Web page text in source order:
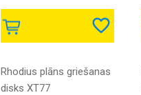
Rhodius plāns griešanas
disks XT77